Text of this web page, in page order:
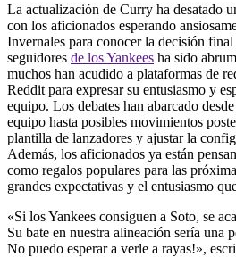
La actualización de Curry ha desatado
con los aficionados esperando
Invernales para conocer la decisión
seguidores de los Yankees ha sido
muchos han acudido a plataformas de
Reddit para expresar su entusiasmo y
equipo. Los debates han abarcado
equipo hasta posibles movimientos
plantilla de lanzadores y ajustar la
Además, los aficionados ya están
como regalos populares para las
grandes expectativas y el entusiasmo
«Si los Yankees consiguen a Soto, se
Su bate en nuestra alineación sería una
No puedo esperar a verle a rayas!»,